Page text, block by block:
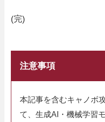
(完)
注意事項
本記事を含むキャノボ
て、生成AI・機械学習